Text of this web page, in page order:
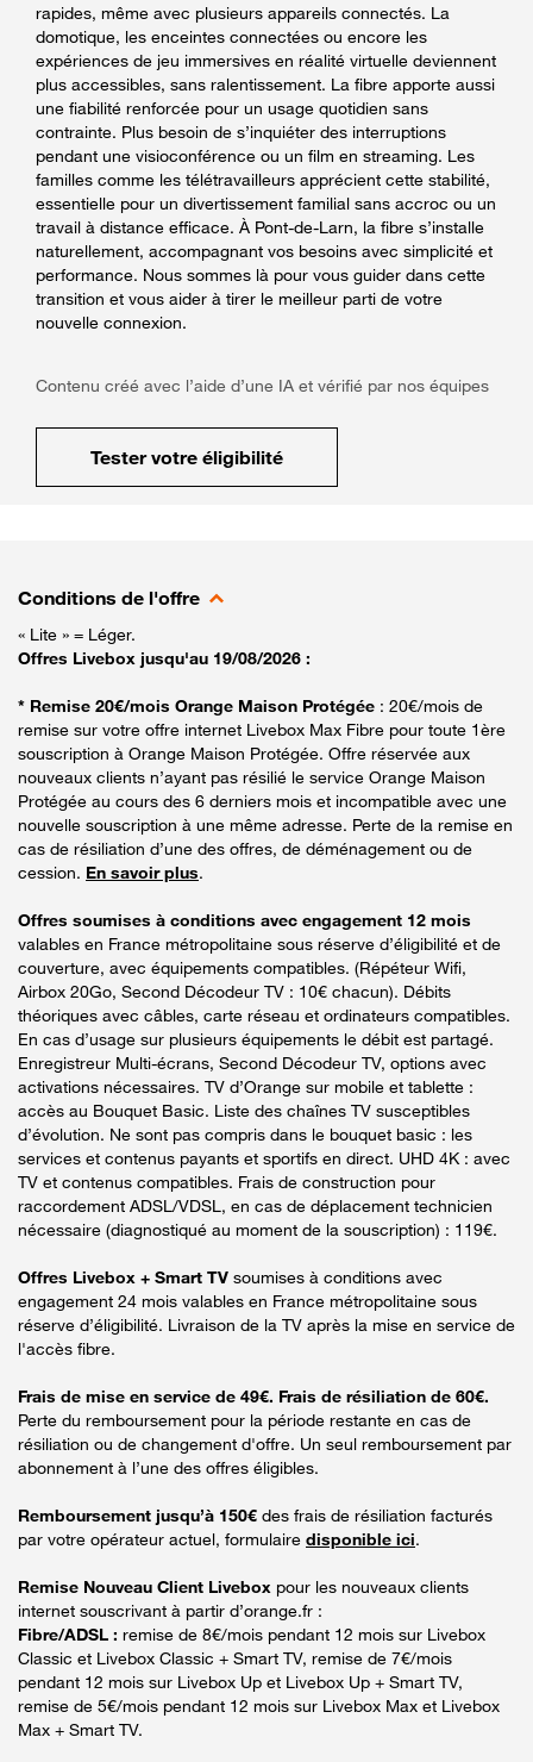
rapides, même avec plusieurs appareils connectés. La
domotique, les enceintes connectées ou encore les
expériences de jeu immersives en réalité virtuelle deviennent
plus accessibles, sans ralentissement. La fibre apporte aussi
une fiabilité renforcée pour un usage quotidien sans
contrainte. Plus besoin de s’inquiéter des interruptions
pendant une visioconférence ou un film en streaming. Les
familles comme les télétravailleurs apprécient cette stabilité,
essentielle pour un divertissement familial sans accroc ou un
travail à distance efficace. À Pont-de-Larn, la fibre s’installe
naturellement, accompagnant vos besoins avec simplicité et
performance. Nous sommes là pour vous guider dans cette
transition et vous aider à tirer le meilleur parti de votre
nouvelle connexion.
Contenu créé avec l’aide d’une IA et vérifié par nos équipes
Tester votre éligibilité
Conditions de l'offre
« Lite » = Léger.
Offres Livebox jusqu'au 19/08/2026 :
* Remise 20€/mois Orange Maison Protégée : 20€/mois de
remise sur votre offre internet Livebox Max Fibre pour toute 1ère
souscription à Orange Maison Protégée. Offre réservée aux
nouveaux clients n’ayant pas résilié le service Orange Maison
Protégée au cours des 6 derniers mois et incompatible avec une
nouvelle souscription à une même adresse. Perte de la remise en
cas de résiliation d’une des offres, de déménagement ou de
cession. En savoir plus.
Offres soumises à conditions avec engagement 12 mois
valables en France métropolitaine sous réserve d’éligibilité et de
couverture, avec équipements compatibles. (Répéteur Wifi,
Airbox 20Go, Second Décodeur TV : 10€ chacun). Débits
théoriques avec câbles, carte réseau et ordinateurs compatibles.
En cas d’usage sur plusieurs équipements le débit est partagé.
Enregistreur Multi-écrans, Second Décodeur TV, options avec
activations nécessaires. TV d’Orange sur mobile et tablette :
accès au Bouquet Basic. Liste des chaînes TV susceptibles
d’évolution. Ne sont pas compris dans le bouquet basic : les
services et contenus payants et sportifs en direct. UHD 4K : avec
TV et contenus compatibles. Frais de construction pour
raccordement ADSL/VDSL, en cas de déplacement technicien
nécessaire (diagnostiqué au moment de la souscription) : 119€.
Offres Livebox + Smart TV soumises à conditions avec
engagement 24 mois valables en France métropolitaine sous
réserve d’éligibilité. Livraison de la TV après la mise en service de
l'accès fibre.
Frais de mise en service de 49€. Frais de résiliation de 60€.
Perte du remboursement pour la période restante en cas de
résiliation ou de changement d'offre. Un seul remboursement par
abonnement à l’une des offres éligibles.
Remboursement jusqu’à 150€ des frais de résiliation facturés
par votre opérateur actuel, formulaire disponible ici.
Remise Nouveau Client Livebox pour les nouveaux clients
internet souscrivant à partir d’orange.fr :
Fibre/ADSL : remise de 8€/mois pendant 12 mois sur Livebox
Classic et Livebox Classic + Smart TV, remise de 7€/mois
pendant 12 mois sur Livebox Up et Livebox Up + Smart TV,
remise de 5€/mois pendant 12 mois sur Livebox Max et Livebox
Max + Smart TV.